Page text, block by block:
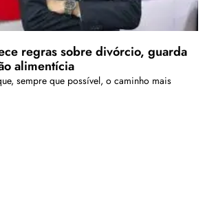
regras sobre divórcio, guarda
alimentícia
sempre que possível, o caminho mais